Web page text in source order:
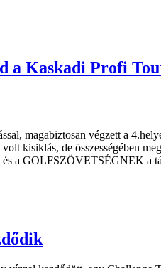
a Kaskadi Profi
magabiztosan végzett a
kisiklás, de összességében
a GOLFSZÖVETSÉGNEK a